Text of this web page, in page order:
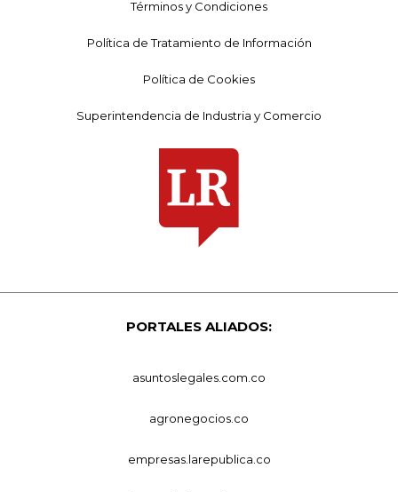
Términos y Condiciones
Política de Tratamiento de Información
Política de Cookies
Superintendencia de Industria y Comercio
PORTALES ALIADOS:
asuntoslegales.com.co
agronegocios.co
empresas.larepublica.co